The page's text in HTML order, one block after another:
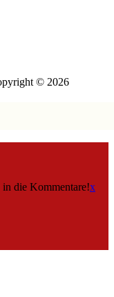
© 2026
in die Kommentare!x